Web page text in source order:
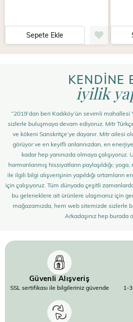
Sepete Ekle
KENDİNE
iyilik
“2019’dan beri Kadıköy’ün sevimli mahallesi
sizlerle buluşmaya devam ediyoruz. Mitr
ve kökeni Sanskritçe’ye dayanır. Mitr ailesi
görüyor ve en keyifli anlarınızdan, en
kadar hep yanınızda olmaya
harmanlanmış hissiyatların paylaşıldığı;
ile ilgili bilgi alışverişinin yapıldığı ortamların
için çalışıyoruz. Tüm dünyada çeşitli
bu geleneklere ait ürünlere ulaşmanız için
mağazamızda, hem web sitemizde sizlerle
Arkadaşınız hep burada
Güvenli Alışveriş
SSL sertifikası ile bilgileriniz güvende 1-